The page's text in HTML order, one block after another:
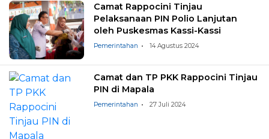
Camat Rappocini Tinjau
Pelaksanaan PIN Polio Lanjutan
oleh Puskesmas Kassi-Kassi
Pemerintahan 14 Agustus 2024
Camat dan TP PKK Rappocini Tinjau
PIN di Mapala
Pemerintahan 27 Juli 2024